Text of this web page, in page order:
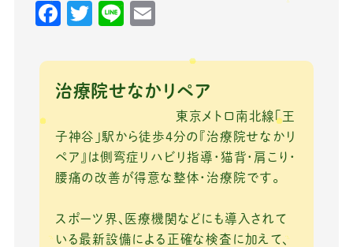
F
c
e
o
o
k
T
it
te
Li
e
ai
l
治療院せなかリペア
東京メトロ南北線「王
子神谷」駅から徒歩4分の『治療院せなかリ
ペア』は側弯症リハビリ指導・猫背・肩こり・
腰痛の改善が得意な整体・治療院です。
スポーツ界、医療機関などにも導入されて
いる最新設備による正確な検査に加えて、